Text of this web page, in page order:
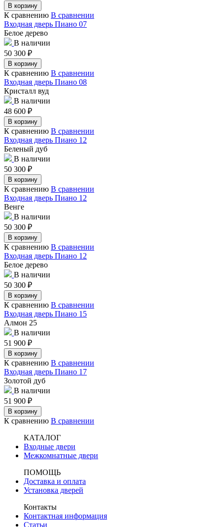
В корзину
К сравнению В сравнении
Входная дверь Пиано 07
Белое дерево
В наличии
50 300 ₽
В корзину
К сравнению В сравнении
Входная дверь Пиано 08
Кристалл вуд
В наличии
48 600 ₽
В корзину
К сравнению В сравнении
Входная дверь Пиано 12
Беленый дуб
В наличии
50 300 ₽
В корзину
К сравнению В сравнении
Входная дверь Пиано 12
Венге
В наличии
50 300 ₽
В корзину
К сравнению В сравнении
Входная дверь Пиано 12
Белое дерево
В наличии
50 300 ₽
В корзину
К сравнению В сравнении
Входная дверь Пиано 15
Алмон 25
В наличии
51 900 ₽
В корзину
К сравнению В сравнении
Входная дверь Пиано 17
Золотой дуб
В наличии
51 900 ₽
В корзину
К сравнению В сравнении
КАТАЛОГ
Входные двери
Межкомнатные двери
ПОМОЩЬ
Доставка и оплата
Установка дверей
Контакты
Контактная информация
Статьи